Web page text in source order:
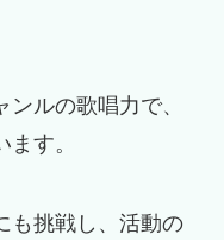
ルの歌唱力で、
す。
も挑戦し、活動の